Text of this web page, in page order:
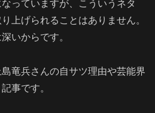
っていますが、こういうネタ
上げられることはありません。
いからです。
竜兵さんの自サツ理由や芸能界
事です。